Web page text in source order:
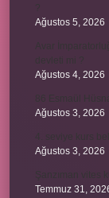
Ağustos 5, 2026
Ağustos 4, 2026
Ağustos 3, 2026
Ağustos 3, 2026
Temmuz 31,